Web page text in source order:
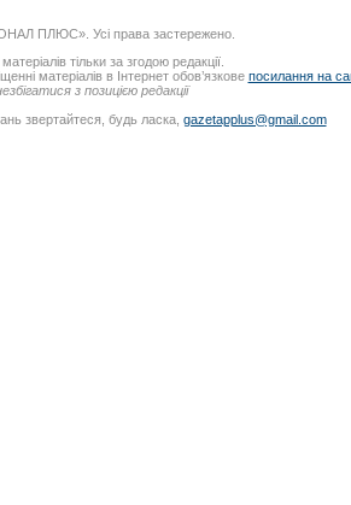
ПЛЮС». Усі права застережено.
тільки за згодою редакції.
матеріалів в Інтернет обов’язкове посилання на
з позицією редакції
звертайтеся, будь ласка, gazetapplus@gmail.com